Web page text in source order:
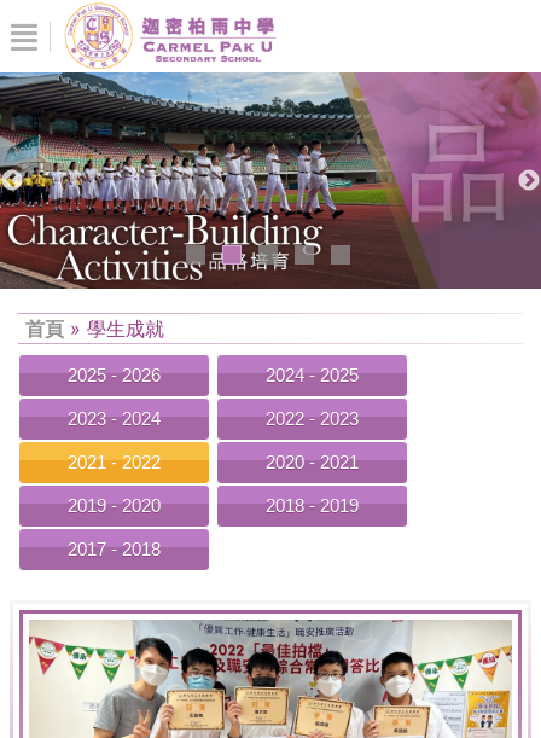
首頁 » 學生成就
2025 - 2026 2024 - 2025
2023 - 2024 2022 - 2023
2021 - 2022 2020 - 2021
2019 - 2020 2018 - 2019
2017 - 2018